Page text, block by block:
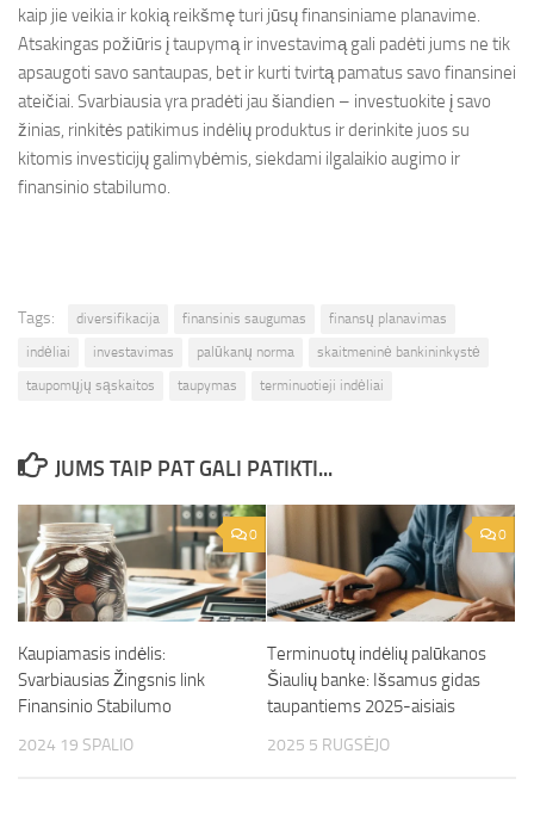
kaip jie veikia ir kokią reikšmę turi jūsų finansiniame planavime.
Atsakingas požiūris į taupymą ir investavimą gali padėti jums ne tik
apsaugoti savo santaupas, bet ir kurti tvirtą pamatus savo finansinei
ateičiai. Svarbiausia yra pradėti jau šiandien – investuokite į savo
žinias, rinkitės patikimus indėlių produktus ir derinkite juos su
kitomis investicijų galimybėmis, siekdami ilgalaikio augimo ir
finansinio stabilumo.
Tags: diversifikacija finansinis saugumas
finansų planavimas
indėliai
investavimas palūkanų norma
skaitmeninė bankininkystė
taupomųjų sąskaitos
taupymas terminuotieji indėliai
JUMS TAIP PAT GALI PATIKTI...
0
Kaupiamasis indėlis:
Svarbiausias Žingsnis link
Finansinio Stabilumo
2024 19 SPALIO
0
Terminuotų indėlių palūkanos
Šiaulių banke: Išsamus gidas
taupantiems 2025-aisiais
2025 5 RUGSĖJO